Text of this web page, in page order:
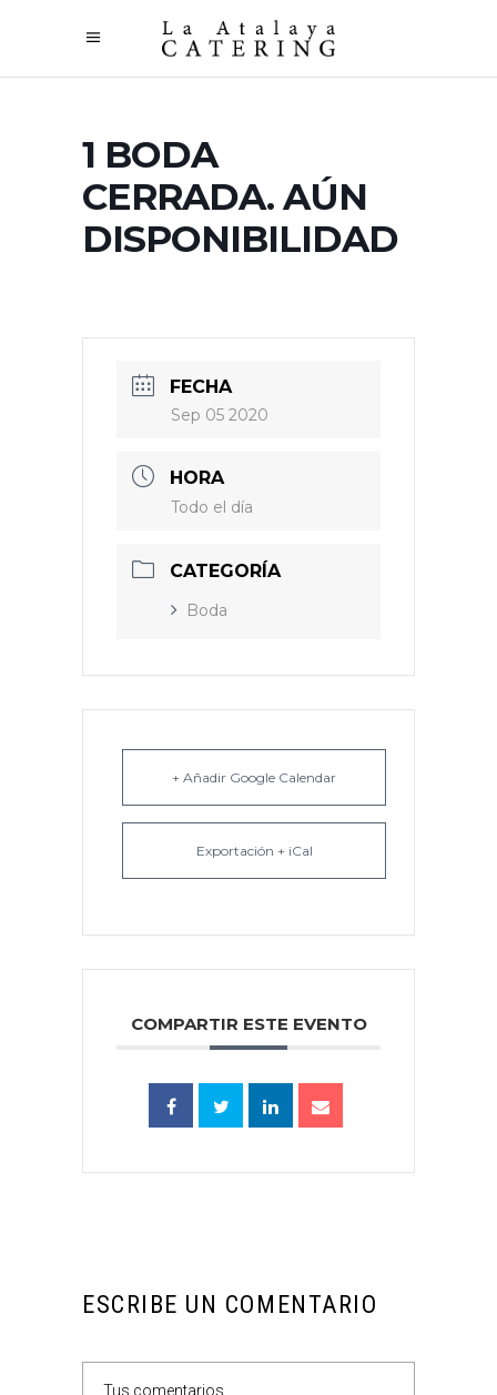
1 BODA
CERRADA. AÚN
DISPONIBILIDAD
FECHA
Sep 05 2020
HORA
Todo el día
CATEGORÍA
Boda
+ Añadir Google Calendar
Exportación + iCal
COMPARTIR ESTE EVENTO
ESCRIBE UN COMENTARIO